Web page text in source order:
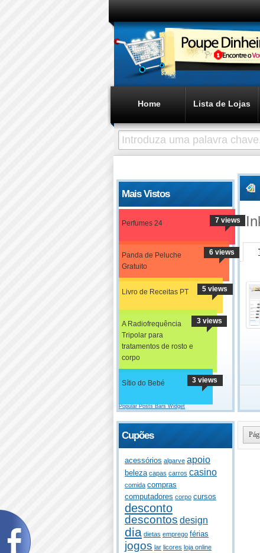
Home Lista de Lojas
Mais Vistos
Perfumes 24 7 views
Panda de Peluche
Gratuito
6 views
Livro de Receitas PT 5 views
A Radiofrequência
Tripolar para
tratamentos de rosto e
corpo
3 views
Sítio do Bebé 3 views
Popular Posts Bars Widget
Cupões
acessórios algarve apoio
beleza capas carros casino
comida compras
computadores corpo cursos
desconto
descontos design
dia dietas emprego férias
jogos lar licores loja online